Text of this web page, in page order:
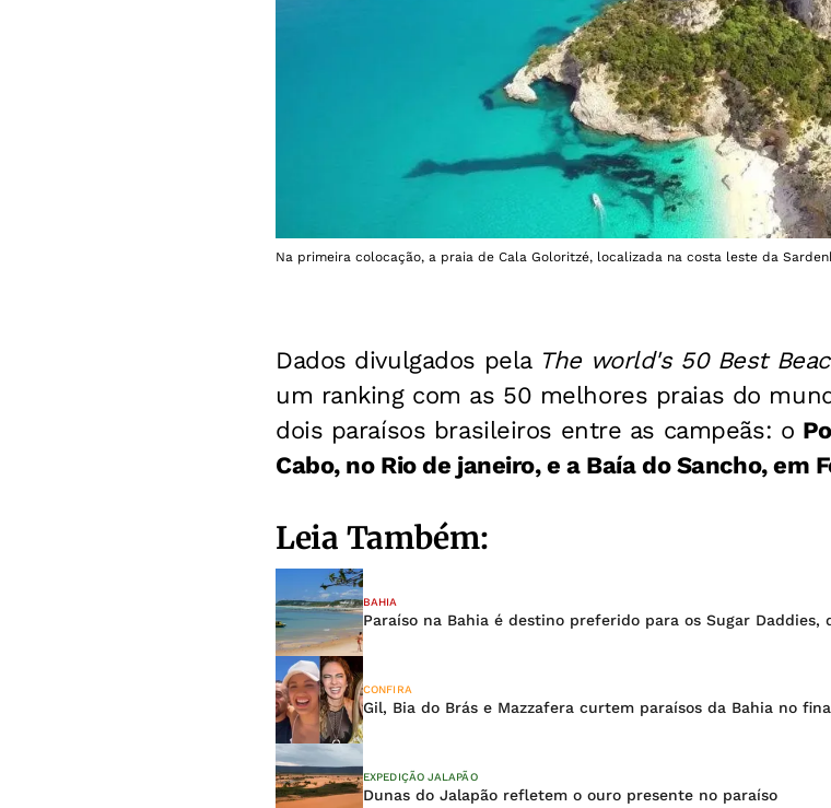
Na primeira colocação, a praia de Cala Goloritzé, localizada na costa leste da
Dados divulgados pela The world's 50 Best
um ranking com as 50 melhores praias do
dois paraísos brasileiros entre as campeãs: o
Cabo, no Rio de janeiro, e a Baía do Sancho, em
Leia Também:
BAHIA
Paraíso na Bahia é destino preferido para os Sugar Daddies,
CONFIRA
Gil, Bia do Brás e Mazzafera curtem paraísos da Bahia no
EXPEDIÇÃO JALAPÃO
Dunas do Jalapão refletem o ouro presente no paraíso